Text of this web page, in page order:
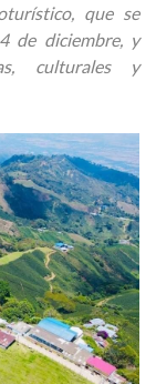
que se
de diciembre, y
culturales y